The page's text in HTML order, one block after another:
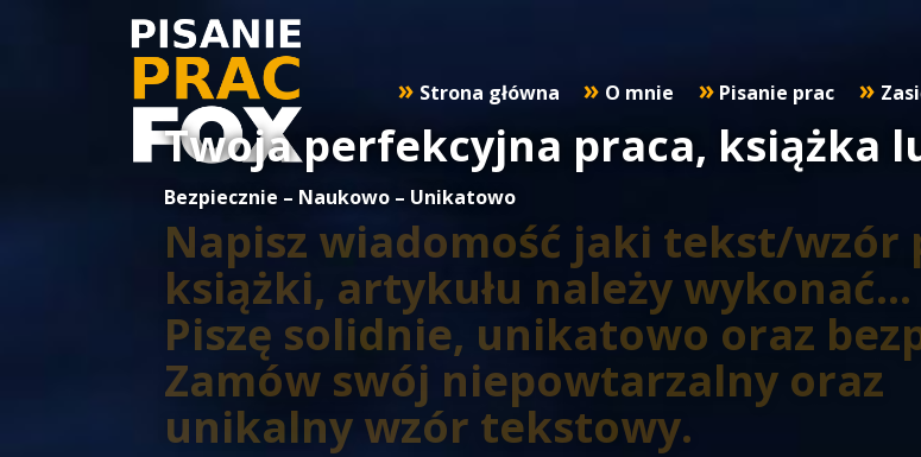
Strona główna O mnie Pisanie prac
Twoja perfekcyjna praca, książka
Bezpiecznie – Naukowo – Unikatowo
Napisz wiadomość jaki tekst/wzór
książki, artykułu należy wykonać…
Piszę solidnie, unikatowo oraz
Zamów swój niepowtarzalny oraz
unikalny wzór tekstowy.